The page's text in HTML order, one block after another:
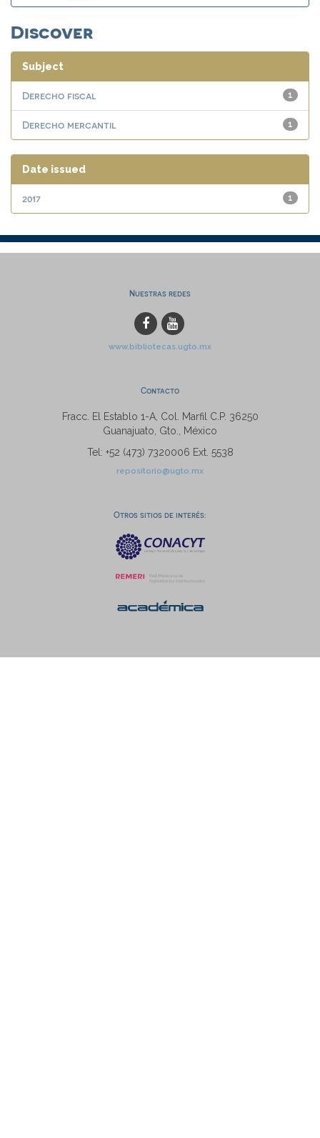
Discover
Subject
1
Derecho fiscal
1
Derecho mercantil
Date issued
1
2017
Nuestras redes
www.bibliotecas.ugto.mx
Contacto
Fracc. El Establo 1-A, Col. Marfil C.P. 36250
Guanajuato, Gto., México
Tel: +52 (473) 7320006 Ext. 5538
repositorio@ugto.mx
Otros sitios de interés: